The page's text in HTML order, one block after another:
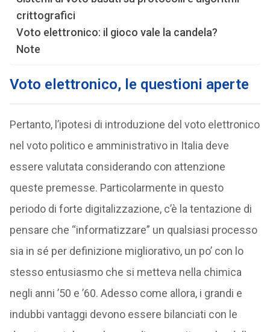
crittografici
Voto elettronico: il gioco vale la candela?
Note
Voto elettronico, le questioni aperte
Pertanto, l’ipotesi di introduzione del voto elettronico
nel voto politico e amministrativo in Italia deve
essere valutata considerando con attenzione
queste premesse. Particolarmente in questo
periodo di forte digitalizzazione, c’è la tentazione di
pensare che “informatizzare” un qualsiasi processo
sia in sé per definizione migliorativo, un po’ con lo
stesso entusiasmo che si metteva nella chimica
negli anni ’50 e ’60. Adesso come allora, i grandi e
indubbi vantaggi devono essere bilanciati con le